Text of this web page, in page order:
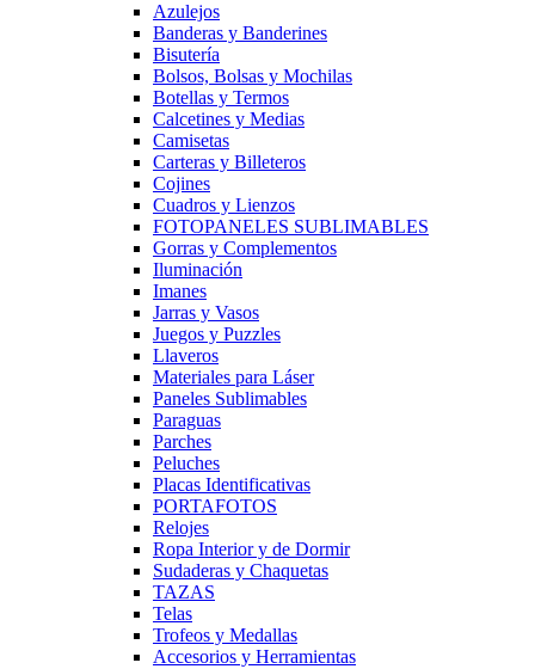
Azulejos
Banderas y Banderines
Bisutería
Bolsos, Bolsas y Mochilas
Botellas y Termos
Calcetines y Medias
Camisetas
Carteras y Billeteros
Cojines
Cuadros y Lienzos
FOTOPANELES SUBLIMABLES
Gorras y Complementos
Iluminación
Imanes
Jarras y Vasos
Juegos y Puzzles
Llaveros
Materiales para Láser
Paneles Sublimables
Paraguas
Parches
Peluches
Placas Identificativas
PORTAFOTOS
Relojes
Ropa Interior y de Dormir
Sudaderas y Chaquetas
TAZAS
Telas
Trofeos y Medallas
Accesorios y Herramientas